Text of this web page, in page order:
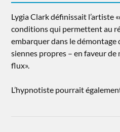
Lygia Clark définissait l’artiste
conditions qui permettent au
embarquer dans le démontage
siennes propres – en faveur
flux».
L’hypnotiste pourrait